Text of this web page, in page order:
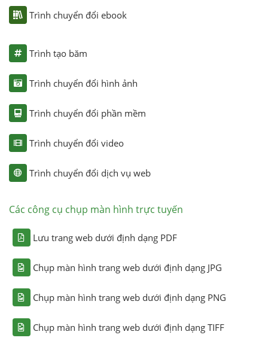
Trình chuyển đổi ebook
Trình tạo băm
Trình chuyển đổi hình ảnh
Trình chuyển đổi phần mềm
Trình chuyển đổi video
Trình chuyển đổi dịch vụ web
Các công cụ chụp màn hình trực tuyến
Lưu trang web dưới định dạng PDF
Chụp màn hình trang web dưới định dạng JPG
Chụp màn hình trang web dưới định dạng PNG
Chụp màn hình trang web dưới định dạng TIFF